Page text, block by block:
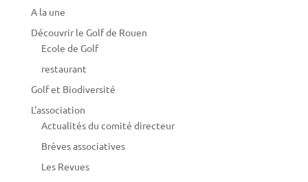
A la une
Découvrir le Golf de Rouen
Ecole de Golf
restaurant
Golf et Biodiversité
L'association
Actualités du comité directeur
Brèves associatives
Les Revues